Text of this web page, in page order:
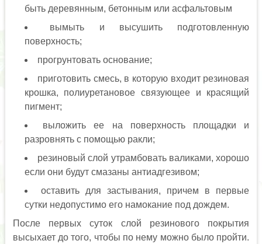
быть деревянным, бетонным или асфальтовым
вымыть и высушить подготовленную
поверхность;
прогрунтовать основание;
приготовить смесь, в которую входит резиновая
крошка, полиуретановое связующее и красящий
пигмент;
выложить ее на поверхность площадки и
разровнять с помощью ракли;
резиновый слой утрамбовать валиками, хорошо
если они будут смазаны антиадгезивом;
оставить для застывания, причем в первые
сутки недопустимо его намокание под дождем.
После первых суток слой резинового покрытия
высыхает до того, чтобы по нему можно было пройти.